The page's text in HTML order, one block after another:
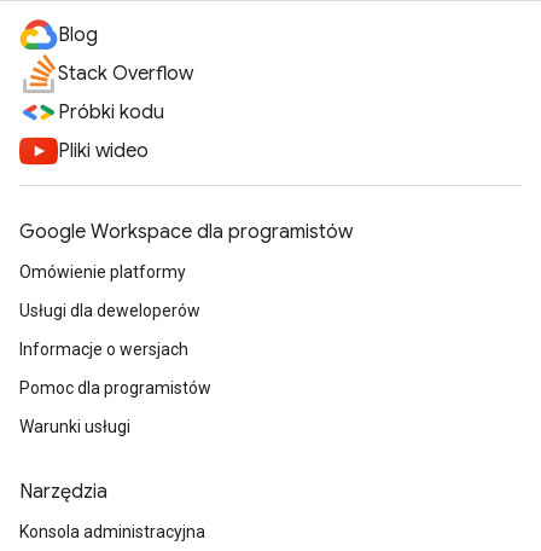
Blog
Stack Overflow
Próbki kodu
Pliki wideo
Google Workspace dla programistów
Omówienie platformy
Usługi dla deweloperów
Informacje o wersjach
Pomoc dla programistów
Warunki usługi
Narzędzia
Konsola administracyjna